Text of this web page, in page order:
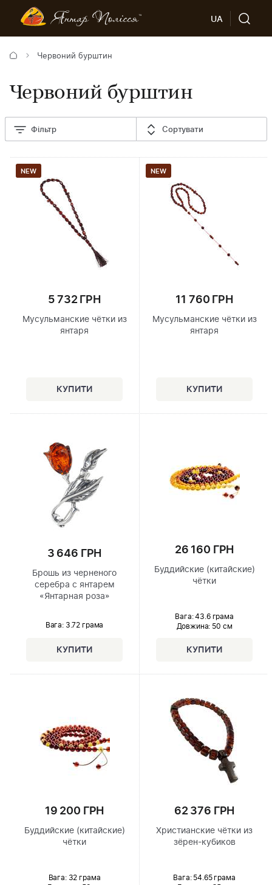
UA
Червоний бурштин
Червоний бурштин
Фільтр Сортувати
NEW
5 732 ГРН
Мусульманские чётки из
янтаря
NEW
11 760 ГРН
Мусульманские чётки из
янтаря
3 646 ГРН
Брошь из черненого
серебра с янтарем
«Янтарная роза»
Вага: 3.72 грама
26 160 ГРН
Буддийские (китайские)
чётки
Вага: 43.6 грама
Довжина: 50 см
19 200 ГРН
Буддийские (китайские)
чётки
Вага: 32 грама
62 376 ГРН
Христианские чётки из
зёрен-кубиков
Вага: 54.65 грама